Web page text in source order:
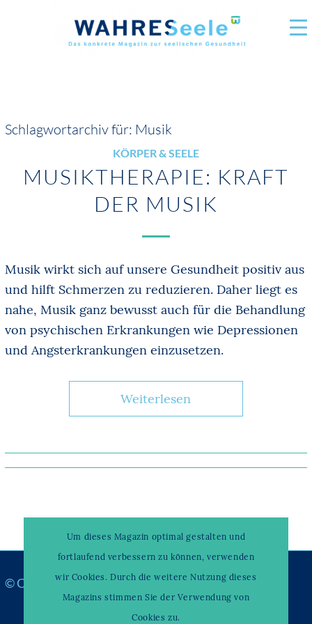
Schlagwortarchiv für: Musik
KÖRPER & SEELE
MUSIKTHERAPIE: KRAFT
DER MUSIK
Musik wirkt sich auf unsere Gesundheit positiv aus
und hilft Schmerzen zu reduzieren. Daher liegt es
nahe, Musik ganz bewusst auch für die Behandlung
von psychischen Erkrankungen wie Depressionen
und Angsterkrankungen einzusetzen.
Weiterlesen
© Copyright –WAHRENDORFF KLINIKUM
Um dieses Magazin optimal gestalten und
fortlaufend verbessern zu können, verwenden
wir Cookies. Durch die weitere Nutzung dieses
Magazins stimmen Sie der Verwendung von
Cookies zu.